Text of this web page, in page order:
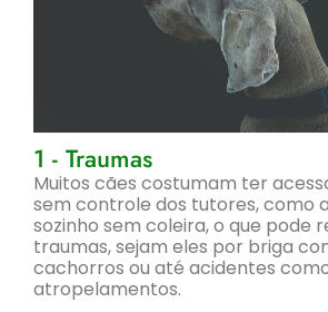
1 - Traumas
Muitos cães costumam ter
sem controle dos tutores, como
sozinho sem coleira, o que pode
traumas, sejam eles por briga
cachorros ou até acidentes
atropelamentos.